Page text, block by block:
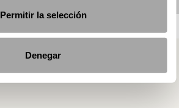
Permitir la selección
Denegar